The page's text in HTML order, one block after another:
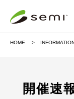
HOME
開催速